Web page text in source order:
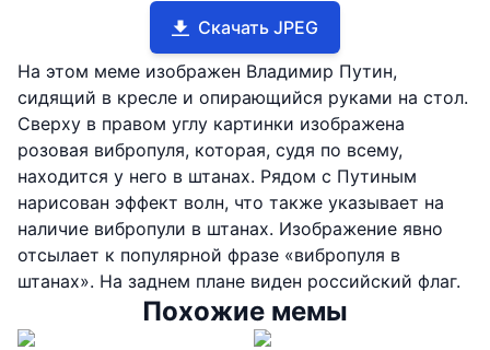
Скачать JPEG
На этом меме изображен Владимир Путин,
сидящий в кресле и опирающийся руками на стол.
Сверху в правом углу картинки изображена
розовая вибропуля, которая, судя по всему,
находится у него в штанах. Рядом с Путиным
нарисован эффект волн, что также указывает на
наличие вибропули в штанах. Изображение явно
отсылает к популярной фразе «вибропуля в
штанах». На заднем плане виден российский флаг.
Похожие мемы